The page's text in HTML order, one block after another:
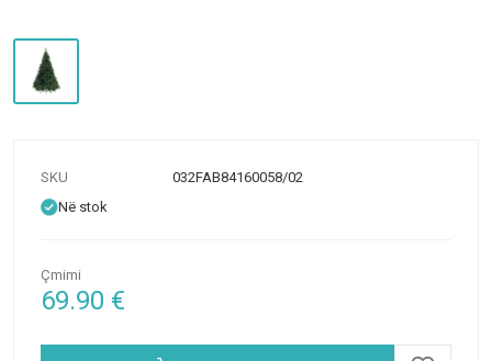
SKU
032FAB84160058/02
Në stok
Çmimi
69.90 €